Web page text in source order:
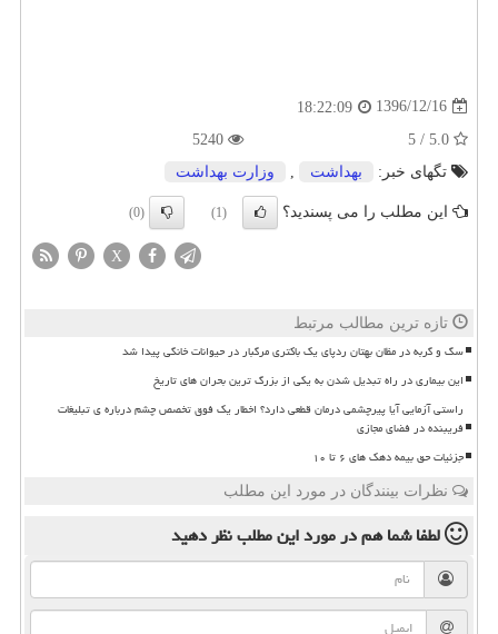
1396/12/16
18:22:09
تگهای خبر:
بهداشت وزارت بهداشت
این مطلب را می پسندید؟ (1)
(0)
X
تازه ترین مطالب مرتبط
سگ و گربه در مظان بهتان ردپای یک باکتری مرگبار در حیوانات خانگی پیدا شد
این بیماری در راه تبدیل شدن به یکی از بزرگ ترین بحران های تاریخ
راستی آزمایی آیا پیرچشمی درمان قطعی دارد؟ اخطار یک فوق تخصص چشم درباره ی تبلیغات
فریبنده در فضای مجازی
جزئیات حق بیمه دهک های ۶ تا ۱۰
نظرات بینندگان در مورد این مطلب
لطفا شما همدر مورد این مطلبنظر دهید